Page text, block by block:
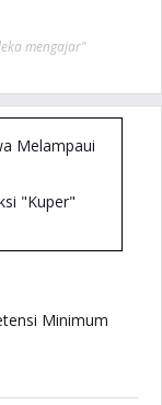
mengajar"
Melampaui
"Kuper"
di Era
Change
Minimum